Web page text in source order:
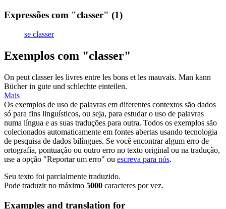
Expressões com "classer" (1)
se classer
Exemplos com "classer"
On peut classerles livres entre les bons et les mauvais. Man kann
Bücher in gute und schlechte einteilen.
Mais
Os exemplos de uso de palavras em diferentes contextos são dados
só para fins linguísticos, ou seja, para estudar o uso de palavras
numa língua e as suas traduções para outra. Todos os exemplos são
colecionados automaticamente em fontes abertas usando tecnologia
de pesquisa de dados bilíngues. Se você encontrar algum erro de
ortografia, pontuação ou outro erro no texto original ou na tradução,
use a opção "Reportar um erro" ou escreva para nós.
Seu texto foi parcialmente traduzido.
Pode traduzir no máximo 5000 caracteres por vez.
Examples and translation for